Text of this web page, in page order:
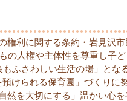
権利に関する条約・岩見沢
の人権や主体性を尊重し子
ふさわしい生活の場」とな
けられる保育園」づくりに
然を大切にする」温かい心